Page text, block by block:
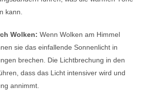
kann.
Wolken: Wenn Wolken am Himmel
sie das einfallende Sonnenlicht in
brechen. Die Lichtbrechung in den
dass das Licht intensiver wird und
annimmt.